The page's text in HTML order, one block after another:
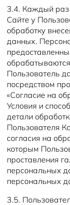
3.4. Каждый раз
Сайте у
обработку
данных.
Пользователь
посредством
«Согласие на
Условия и
детали
Пользователя
согласия на
которым
проставления
персональных
персональных
3.5.